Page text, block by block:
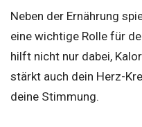
Neben der Ernährung
eine wichtige Rolle für
hilft nicht nur dabei,
stärkt auch dein Herz-
deine Stimmung.